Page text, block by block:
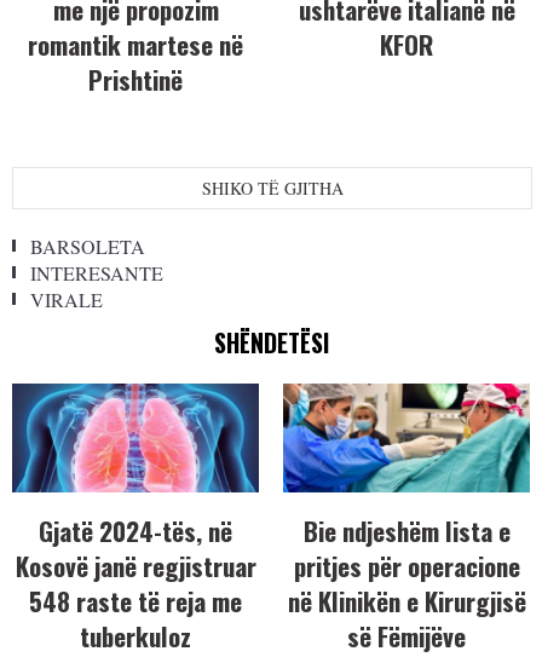
me një propozim
romantik martese në
Prishtinë
ushtarëve italianë në
KFOR
SHIKO TË GJITHA
BARSOLETA
INTERESANTE
VIRALE
SHËNDETËSI
Gjatë 2024-tës, në
Kosovë janë regjistruar
548 raste të reja me
tuberkuloz
Bie ndjeshëm lista e
pritjes për operacione
në Klinikën e Kirurgjisë
së Fëmijëve